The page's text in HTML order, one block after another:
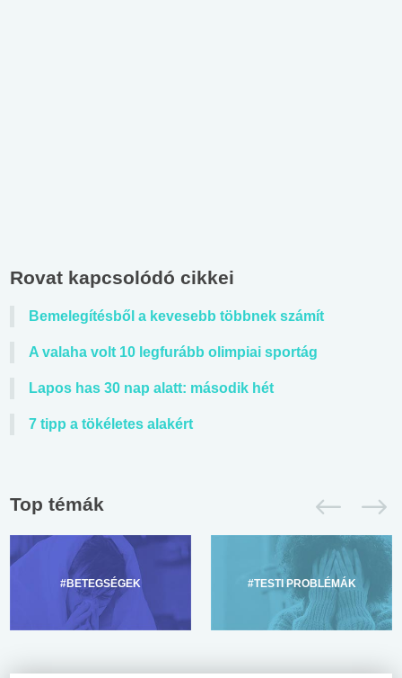
Rovat kapcsolódó cikkei
Bemelegítésből a kevesebb többnek számít
A valaha volt 10 legfurább olimpiai sportág
Lapos has 30 nap alatt: második hét
7 tipp a tökéletes alakért
Top témák
#BETEGSÉGEK #TESTI PROBLÉMÁK